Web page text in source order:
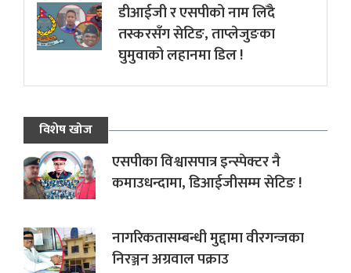
डीआईजी र एसपीको नाम लिँदै
तस्करसँग सेटिङ, ताप्लेजुङका
घुमुवाको लहानमा डिल !
विशेष खोज
एसपीका विश्वासपात्र इन्स्पेक्टर नै
कमाउधन्दामा, डिआईजीसम्म सेटिङ !
नागरिकतासम्बन्धी मुद्दामा वीरगन्जका
निरञ्जन अग्रवाल पक्राउ